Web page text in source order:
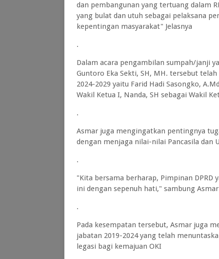
dan pembangunan yang tertuang dalam
yang bulat dan utuh sebagai pelaksana
kepentingan masyarakat" Jelasnya
.
Dalam acara pengambilan sumpah/janji
Guntoro Eka Sekti, SH, MH. tersebut
2024-2029 yaitu Farid Hadi Sasongko,
Wakil Ketua I, Nanda, SH sebagai Wakil
.
Asmar juga mengingatkan pentingnya
dengan menjaga nilai-nilai Pancasila dan
.
"Kita bersama berharap, Pimpinan DPRD
ini dengan sepenuh hati," sambung Asmar
.
Pada kesempatan tersebut, Asmar juga
jabatan 2019-2024 yang telah
legasi bagi kemajuan OKI